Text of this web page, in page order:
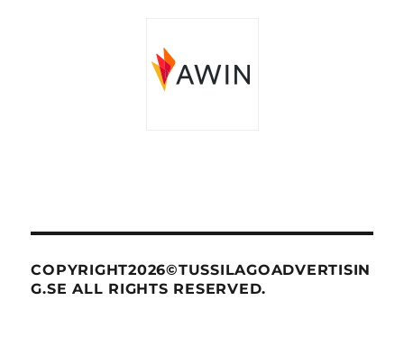
COPYRIGHT2026©TUSSILAGOADVERTISIN
G.SE ALL RIGHTS RESERVED.